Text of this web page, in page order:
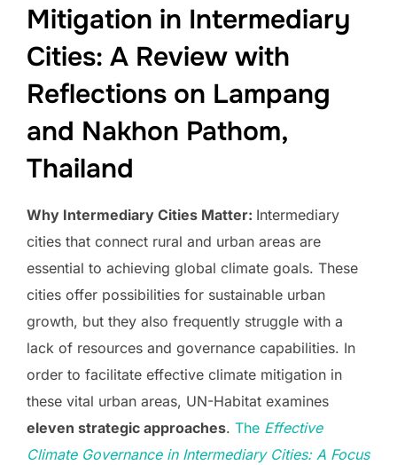
Mitigation in Intermediary
Cities: A Review with
Reflections on Lampang
and Nakhon Pathom,
Thailand
Why Intermediary Cities Matter: Intermediary
cities that connect rural and urban areas are
essential to achieving global climate goals. These
cities offer possibilities for sustainable urban
growth, but they also frequently struggle with a
lack of resources and governance capabilities. In
order to facilitate effective climate mitigation in
these vital urban areas, UN-Habitat examines
eleven strategic approaches. The Effective
Climate Governance in Intermediary Cities: A Focus